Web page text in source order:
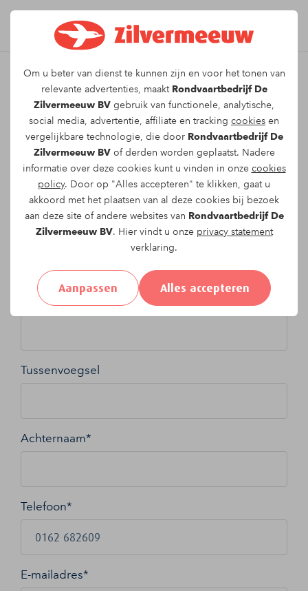
Om u beter van dienst te kunnen zijn en voor het tonen van
relevante advertenties, maakt Rondvaartbedrijf De
Zilvermeeuw BV gebruik van functionele, analytische,
social media, advertentie, affiliate en tracking cookies en
vergelijkbare technologie, die door Rondvaartbedrijf De
Zilvermeeuw BVof derden worden geplaatst. Nadere
informatie over deze cookies kunt u vinden in onze cookies
policy. Door op "Alles accepteren" te klikken, gaat u
akkoord met het plaatsen van al deze cookies bij bezoek
aan deze site of andere websites van Rondvaartbedrijf De
Zilvermeeuw BV. Hier vindt u onze privacy statement
verklaring.
Aanpassen Alles accepteren
Leuk dat u kiest voor dit
arrangement!
Om te reserveren voor de Liedjes van toen en nu
vaartocht op
woensdag 04-06-2025 om
11:00
vragen wij u onderstaand formulier in te vullen.
Uw gegevens:
Aanhef: Heer Mevrouw Anders
Voornaam*
Tussenvoegsel
Achternaam*
Telefoon*
E-mailadres*